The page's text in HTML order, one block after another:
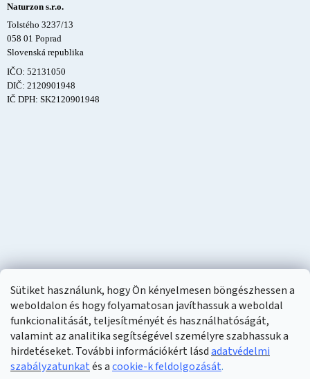
Sütiket használunk, hogy Ön kényelmesen böngészhessen a
weboldalon és hogy folyamatosan javíthassuk a weboldal
funkcionalitását, teljesítményét és használhatóságát,
valamint az analitika segítségével személyre szabhassuk a
hirdetéseket. További információkért lásdadatvédelmi
szabályzatunkatés acookie-k feldolgozását.
Naturzon s.r.o.
Tolstého 3237/13
058 01 Poprad
Slovenská republika
IČO: 52131050
DIČ: 2120901948
IČ DPH: SK2120901948